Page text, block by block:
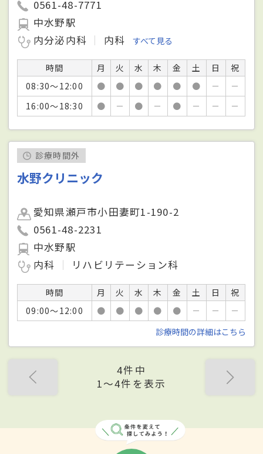
0561-48-7771
中水野駅
内分泌内科
内科 すべて見る
時間 月 火 水 木 金 土 日
祝
08:30～12:00
● ● ● ● ● ● －
－
16:00～18:30
● － ● － ● － － －
診療時間外
水野クリニック
愛知県瀬戸市小田妻町1-190-2
0561-48-2231
中水野駅
内科
リハビリテーション科
時間 月 火 水 木 金 土 日
祝
09:00～12:00
● ● ● ● ● － －
－
診療時間の詳細はこちら
4件中
1〜4件を表示